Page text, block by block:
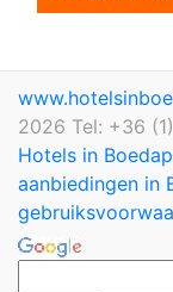
2026 Tel: +36
Hotels in
aanbiedingen in